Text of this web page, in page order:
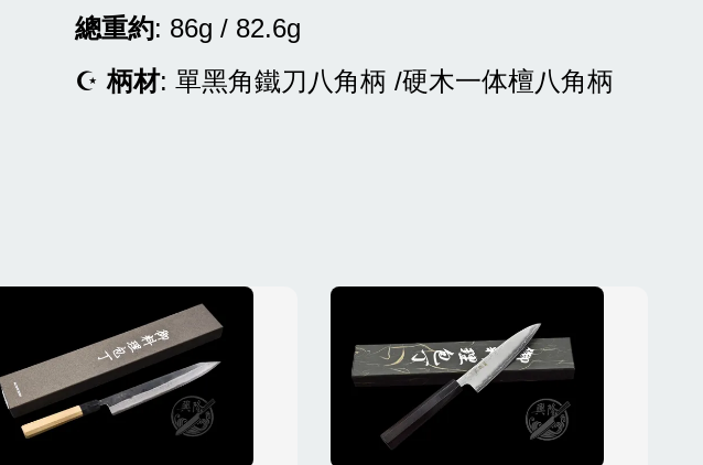
總重約: 86g / 82.6g
☪柄材: 單黑角鐵刀八角柄 /硬木一体檀八角柄